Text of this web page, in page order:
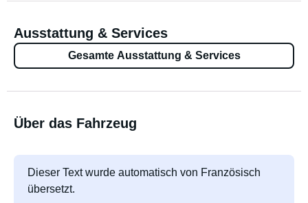
Ausstattung & Services
Gesamte Ausstattung & Services
Über das Fahrzeug
Dieser Text wurde automatisch von Französisch
übersetzt.